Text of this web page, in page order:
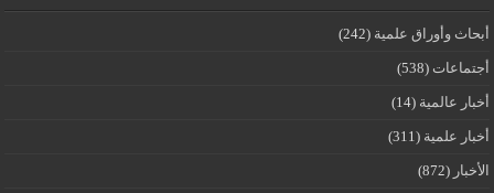
أبحاث وأوراق علمية (242)
أجتماعات (538)
أخبار عالمية (14)
أخبار علمية (311)
الأخبار (872)